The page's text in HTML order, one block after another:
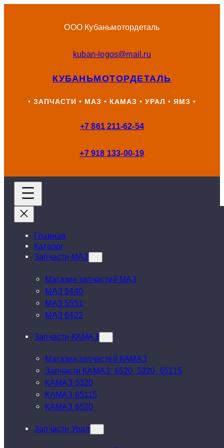
ООО Кубаньмотордеталь
kuban-logos@mail.ru
КУБАНЬМОТОРДЕТАЛЬ
• ЗАПЧАСТИ • МАЗ • КАМАЗ • УРАЛ • ЯМЗ •
+7 861 211-62-54
+7 918 133-00-19
Главная
Каталог
Запчасти МАЗ
Магазин запчастей МАЗ
МАЗ 5440
МАЗ 5551
МАЗ 6422
Запчасти КАМАЗ
Магазин запчастей КАМАЗ
Запчасти КАМАЗ: 6520, 5320, 65115
КАМАЗ 5320
КАМАЗ 65115
КАМАЗ 6520
Запчасти Урал